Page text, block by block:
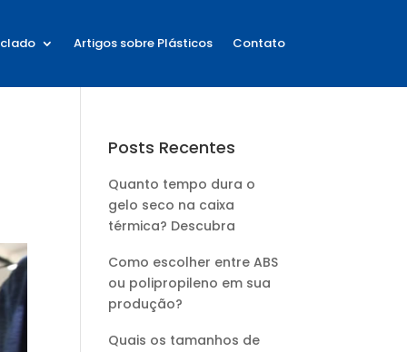
Artigos sobre Plásticos Contato
Posts Recentes
Quanto tempo dura o
gelo seco na caixa
térmica? Descubra
Como escolher entre ABS
ou polipropileno em sua
produção?
Quais os tamanhos de